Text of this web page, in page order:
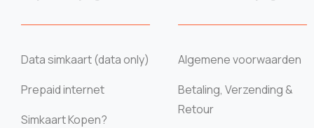
Data simkaart (data only)
Prepaid internet
Simkaart Kopen?
Algemene voorwaarden
Betaling, Verzending &
Retour